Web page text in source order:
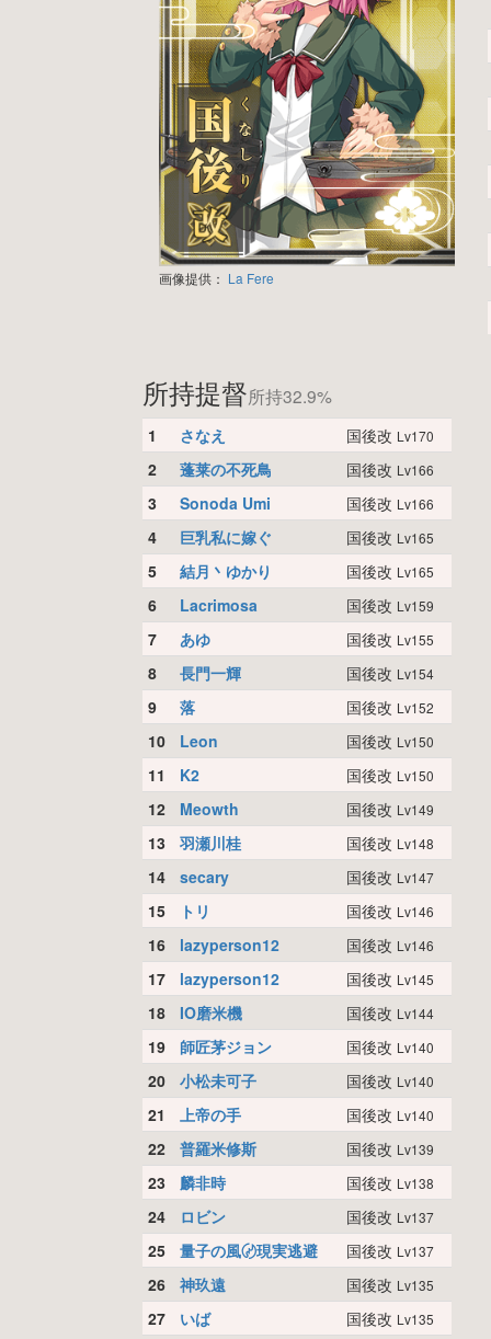
画像提供： La Fere
所持提督所持32.9%
1 さなえ 国後改 Lv170
2 蓬莱の不死鳥 国後改 Lv166
3 Sonoda Umi 国後改 Lv166
4 巨乳私に嫁ぐ 国後改 Lv165
5 結月丶ゆかり 国後改 Lv165
6 Lacrimosa 国後改 Lv159
7 あゆ 国後改 Lv155
8 長門一輝 国後改 Lv154
9 落 国後改 Lv152
10 Leon 国後改 Lv150
11 K2 国後改 Lv150
12 Meowth 国後改 Lv149
13 羽瀬川桂 国後改 Lv148
14 secary 国後改 Lv147
15 トリ 国後改 Lv146
16 lazyperson12 国後改 Lv146
17 lazyperson12 国後改 Lv145
18 IO磨米機 国後改 Lv144
19 師匠茅ジョン 国後改 Lv140
20 小松未可子 国後改 Lv140
21 上帝の手 国後改 Lv140
22 普羅米修斯 国後改 Lv139
23 麟非時 国後改 Lv138
24 ロビン 国後改 Lv137
25 量子の風〄現実逃避 国後改 Lv137
26 神玖遠 国後改 Lv135
27 いば 国後改 Lv135